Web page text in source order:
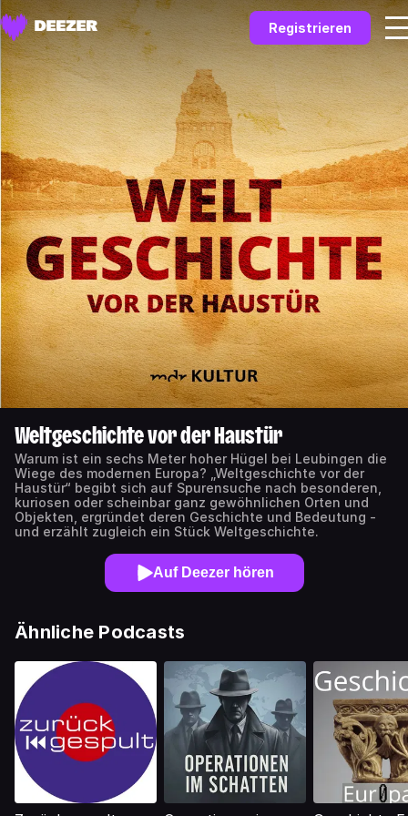
Registrieren
Weltgeschichte vor der Haustür
Warum ist ein sechs Meter hoher Hügel bei Leubingen die
Wiege des modernen Europa? „Weltgeschichte vor der
Haustür“ begibt sich auf Spurensuche nach besonderen,
kuriosen oder scheinbar ganz gewöhnlichen Orten und
Objekten, ergründet deren Geschichte und Bedeutung -
und erzählt zugleich ein Stück Weltgeschichte.
Auf Deezer hören
Ähnliche Podcasts